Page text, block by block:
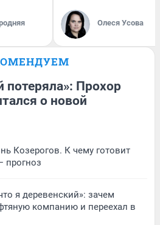
Олеся Усова
Прохор
о новой
Козерогов. К чему готовит
прогноз
я деревенский»: зачем
компанию и переехал в